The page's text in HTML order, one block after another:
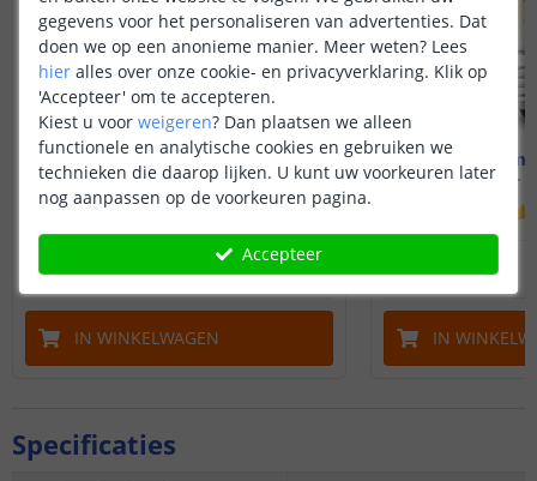
Zigbee lamp - E27 fitting
4 watt - Dual white
16 95 14,95
IN WINKELWAGEN
Zigbee
4 watt -
IN
Specificaties
gegevens voor het personaliseren van advertenties. Dat
doen we op een anonieme manier. Meer weten? Lees
hier alles over onze cookie- en privacyverklaring. Klik op
'Accepteer' om te accepteren.
Kiest u voor weigeren? Dan plaatsen we alleen
functionele en analytische cookies en gebruiken we
technieken die daarop lijken. U kunt uw voorkeuren later
nog aanpassen op de voorkeuren pagina.
Accepteer